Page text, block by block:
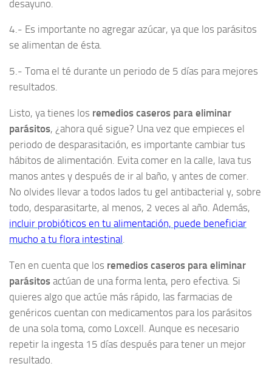
desayuno.
4.- Es importante no agregar azúcar, ya que los parásitos
se alimentan de ésta.
5.- Toma el té durante un periodo de 5 días para mejores
resultados.
Listo, ya tienes los remedios caseros para eliminar
parásitos, ¿ahora qué sigue? Una vez que empieces el
periodo de desparasitación, es importante cambiar tus
hábitos de alimentación. Evita comer en la calle, lava tus
manos antes y después de ir al baño, y antes de comer.
No olvides llevar a todos lados tu gel antibacterial y, sobre
todo, desparasitarte, al menos, 2 veces al año. Además,
incluir probióticos en tu alimentación, puede beneficiar
mucho a tu flora intestinal
Ten en cuenta que los remedios caseros para eliminar
parásitos actúan de una forma lenta, pero efectiva. Si
quieres algo que actúe más rápido, las farmacias de
genéricos cuentan con medicamentos para los parásitos
de una sola toma, como Loxcell. Aunque es necesario
repetir la ingesta 15 días después para tener un mejor
resultado.